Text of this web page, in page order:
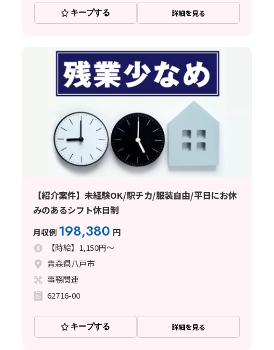
キープする 詳細を見る
【紹介案件】未経験OK/駅チカ/服装自由/平日にお休
みのあるシフト休日制
月収例 198,380 円
【時給】1,150円～
青森県八戸市
事務関連
62716-00
キープする 詳細を見る